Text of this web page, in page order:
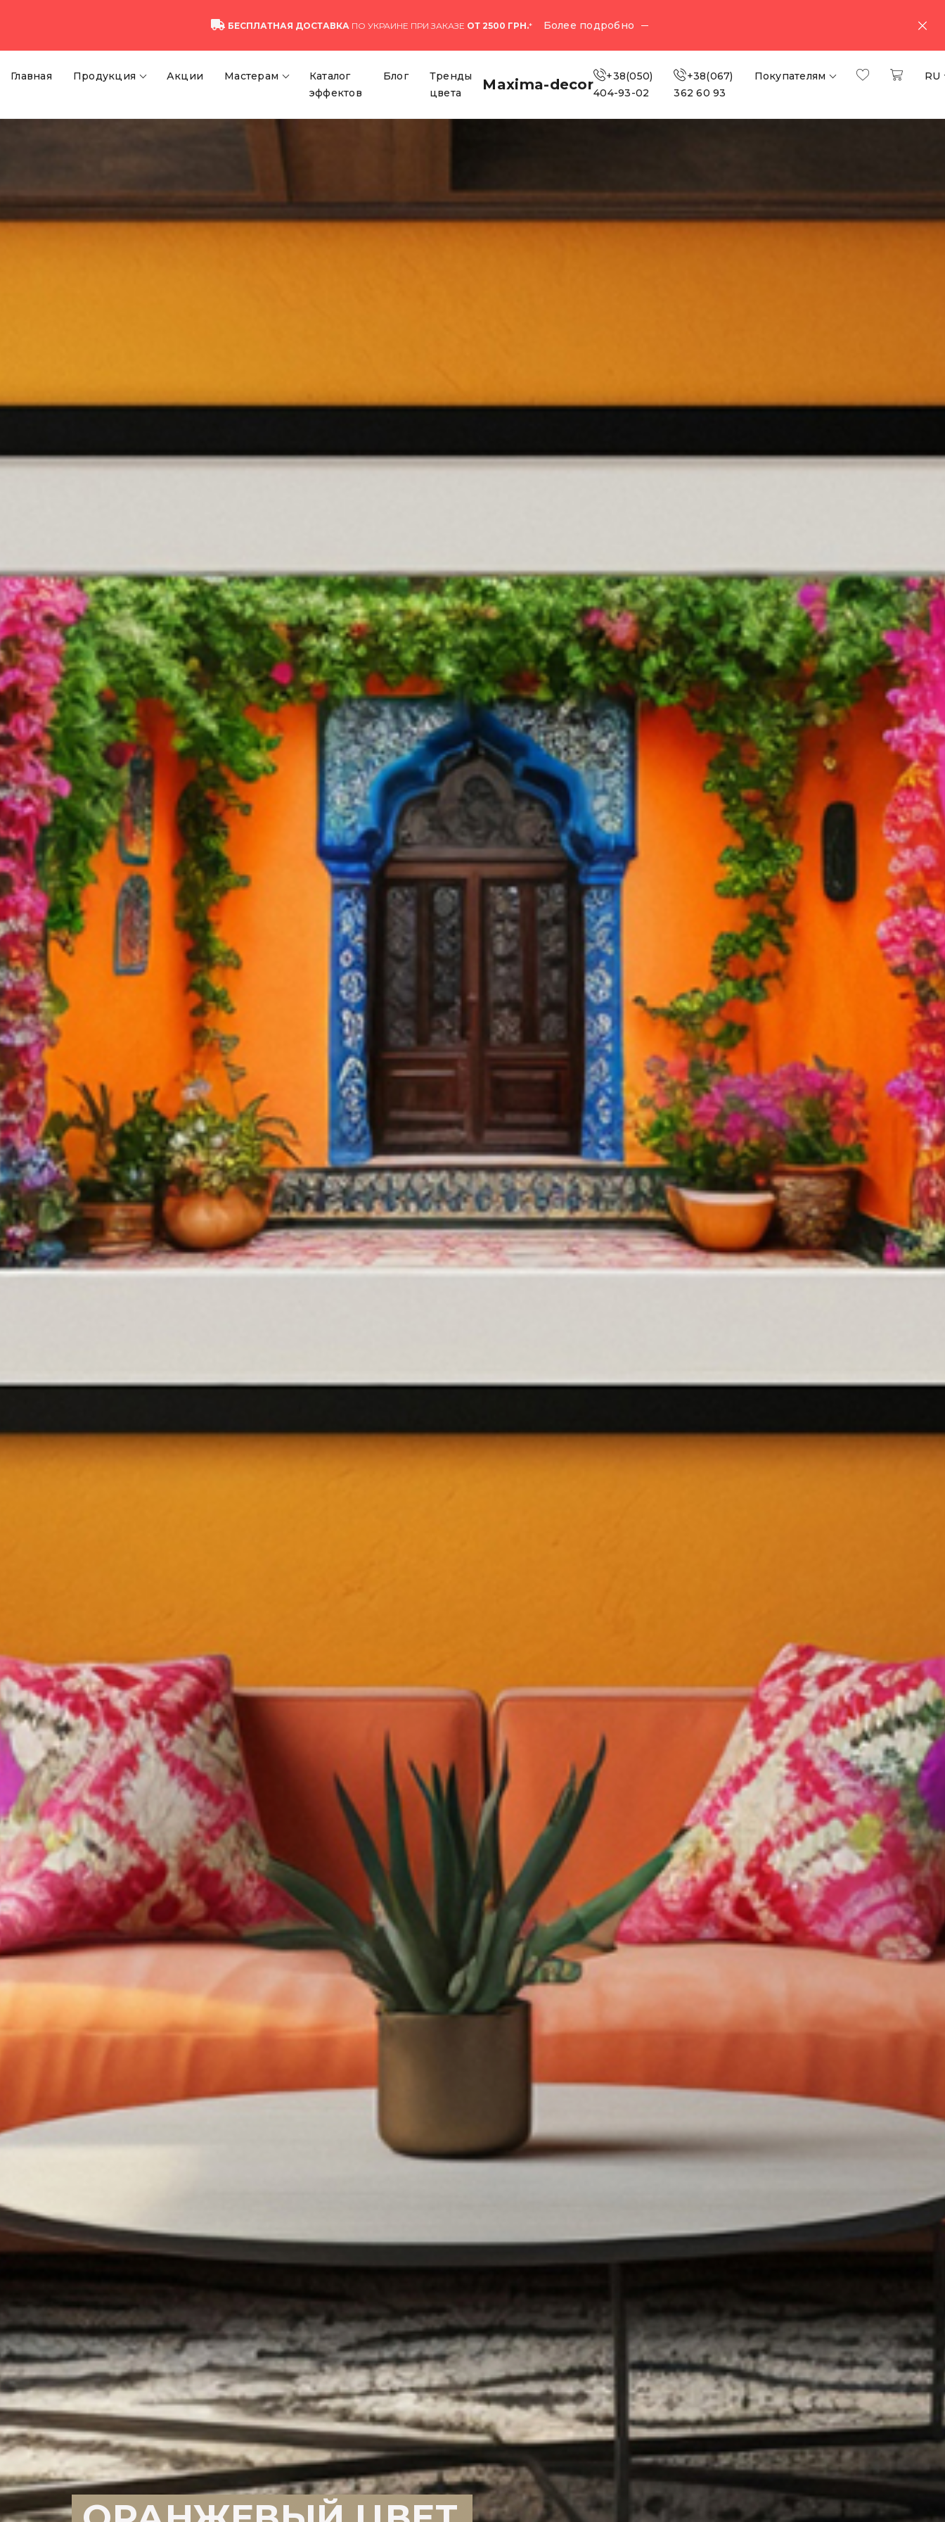
БЕСПЛАТНАЯ ДОСТАВКАПО УКРАИНЕ ПРИ ЗАКАЗЕ ОТ 2500 ГРН.* Более подробно
Maxima-decor
Главная Продукция Акции Мастерам
Каталог
эффектов
Блог
Тренды
цвета
+38(050)
404-93-02
+38(067)
362 60 93
Покупателям RU